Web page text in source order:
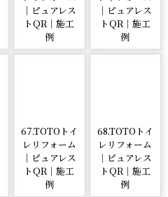
｜ピュアレス
トQR｜施工
例
｜ピュアレス
トQR｜施工
例
67.TOTOトイ
レリフォーム
｜ピュアレス
トQR｜施工
例
68.TOTOトイ
レリフォーム
｜ピュアレス
トQR｜施工
例